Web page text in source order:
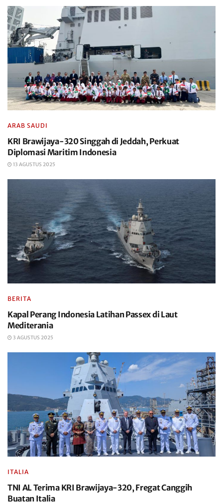
ARAB SAUDI
KRI Brawijaya-320 Singgah di Jeddah, Perkuat
Diplomasi Maritim Indonesia
13 AGUSTUS 2025
BERITA
Kapal Perang Indonesia Latihan Passex di Laut
Mediterania
3 AGUSTUS 2025
ITALIA
TNI AL Terima KRI Brawijaya-320, Fregat Canggih
Buatan Italia